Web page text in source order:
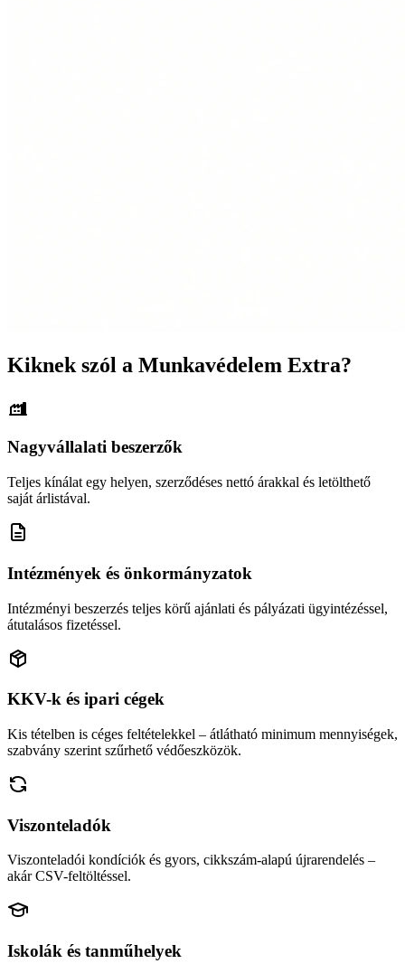
Kiknek szól a Munkavédelem Extra?
Nagyvállalati beszerzők
Teljes kínálat egy helyen, szerződéses nettó árakkal és letölthető
saját árlistával.
Intézmények és önkormányzatok
Intézményi beszerzés teljes körű ajánlati és pályázati ügyintézéssel,
átutalásos fizetéssel.
KKV-k és ipari cégek
Kis tételben is céges feltételekkel – átlátható minimum mennyiségek,
szabvány szerint szűrhető védőeszközök.
Viszonteladók
Viszonteladói kondíciók és gyors, cikkszám-alapú újrarendelés –
akár CSV-feltöltéssel.
Iskolák és tanműhelyek